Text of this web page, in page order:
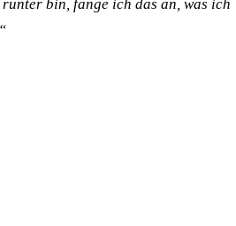
runter bin, fange ich das an, was ich